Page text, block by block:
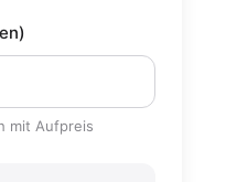
mit Aufpreis